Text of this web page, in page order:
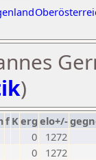
)
f Kerg elo+/-
0
1272
0
1272